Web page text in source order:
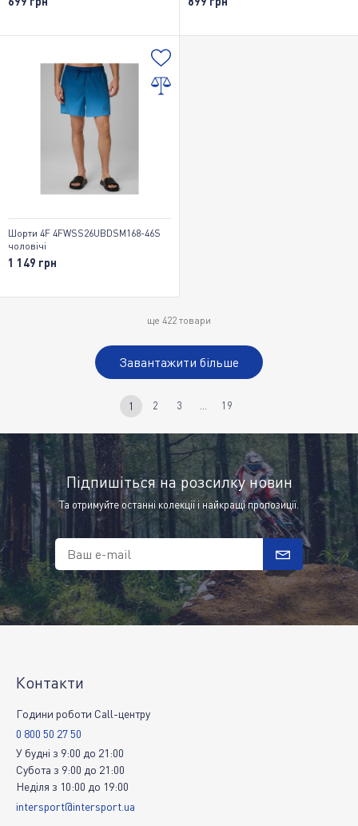
Шорти 4F 4FWSS26UBDSM168-46S
чоловічі
1 149 грн
ще 422 товари
Завантажити більше
1 2 3 19
Підпишіться на розсилку новин
Та отримуйте останні колекції і найкращі пропозиції.
Ваш e-mail
Контакти
Години роботи Call-центру
0 800 50 27 50
У будні з 9:00 до 21:00
Субота з 9:00 до 21:00
Неділя з 10:00 до 19:00
intersport@intersport.ua